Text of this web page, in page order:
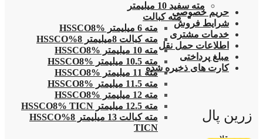
مته سفید 10 میلیمتر
مته کبالت
مته 6 میلیمتر HSSCO8%
مته کبالت 8میلیمتر 8%HSSCO
مته 10 میلیمتر HSSCO8%
مته 10.5 میلیمتر HSSCO8%
مته 11 میلیمتر HSSCO8%
مته 11.5 میلیمتر HSSCO8%
مته 12 میلیمتر HSSCO8%
مته 12.5 میلیمتر HSSCO8% TICN
مته کبالت 13 میلیمتر 8%HSSCO
TICN
حریم خصوصی
شرایط فروش
خدمات مشتری
اطلاعات حمل نقل
مبلغ پرداختی
کارت های ذخیره شده
زرین پال